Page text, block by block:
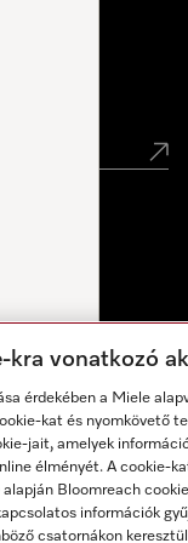
vonatkozó
érdekében a Miele
kat és nyomkövető
jait, amelyek
élményét. A cookie-
alapján Bloomreach
információk
csatornákon